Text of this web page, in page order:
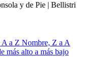
A a Z Nombre, Z a A
más alto a más bajo